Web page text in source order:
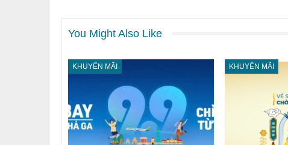
You Might Also Like
KHUYẾN MÃI KHUYẾN MÃI